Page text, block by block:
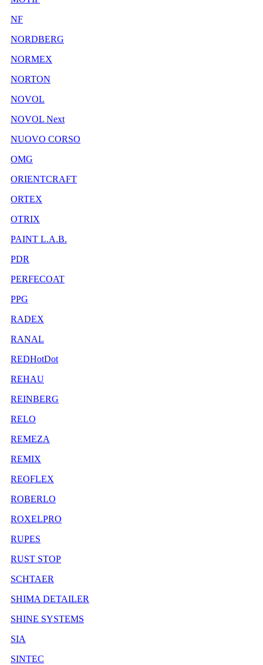
NF
NORDBERG
NORMEX
NORTON
NOVOL
NOVOL Next
NUOVO CORSO
OMG
ORIENTCRAFT
ORTEX
OTRIX
PAINT L.A.B.
PDR
PERFECOAT
PPG
RADEX
RANAL
REDHotDot
REHAU
REINBERG
RELO
REMEZA
REMIX
REOFLEX
ROBERLO
ROXELPRO
RUPES
RUST STOP
SCHTAER
SHIMA DETAILER
SHINE SYSTEMS
SIA
SINTEC